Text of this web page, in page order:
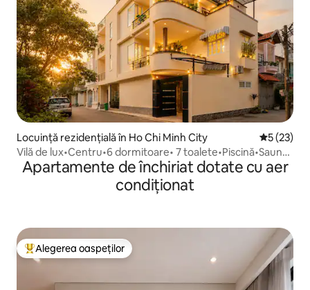
Locuință rezidențială în Ho Chi Minh City Scor
5 (23)
Vilă de lux•Centru•6 dormitoare• 7 toalete•Piscină•Saună•
KTV•Bi-a
Apartamente de închiriat dotate cu aer
condiționat
Locuință din topul categoriei Alegerea oaspeților
Alegerea oaspeților